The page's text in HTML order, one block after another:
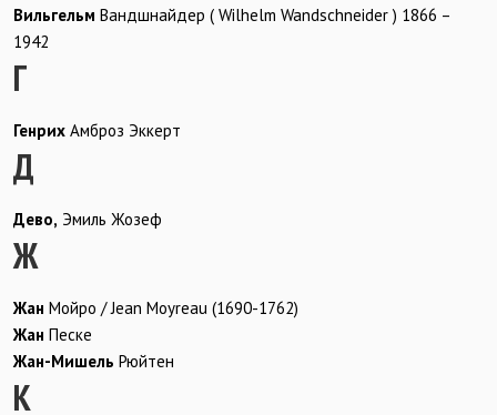
Вильгельм Вандшнайдер ( Wilhelm Wandschneider ) 1866 –
1942
Г
Генрих Амброз Эккерт
Д
Дево, Эмиль Жозеф
Ж
Жан Мойро / Jean Moyreau (1690-1762)
Жан Песке
Жан-Мишель Рюйтен
К